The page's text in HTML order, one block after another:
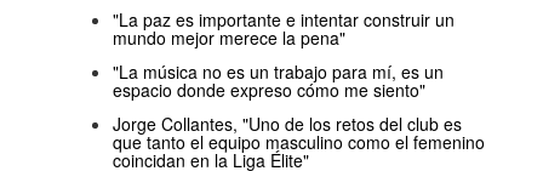
"La paz es importante e intentar construir un
mundo mejor merece la pena"
"La música no es un trabajo para mí, es un
espacio donde expreso cómo me siento"
Jorge Collantes, "Uno de los retos del club es
que tanto el equipo masculino como el femenino
coincidan en la Liga Élite"